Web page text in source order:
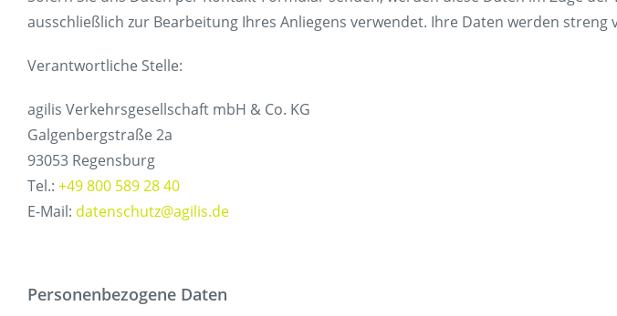
Baumaßnahmen_RVOF
ausschließlich zur Bearbeitung Ihres Anliegens verwendet. Ihre Daten werden
Verantwortliche Stelle:
agilis Verkehrsgesellschaft mbH & Co. KG
Galgenbergstraße 2a
93053 Regensburg
Tel.: +49 800 589 28 40
E-Mail: datenschutz@agilis.de
Personenbezogene Daten